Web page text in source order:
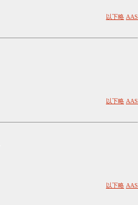
以下略 AAS
以下略 AAS
以下略 AAS